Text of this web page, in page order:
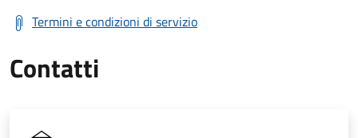
Termini e condizioni di servizio
Contatti